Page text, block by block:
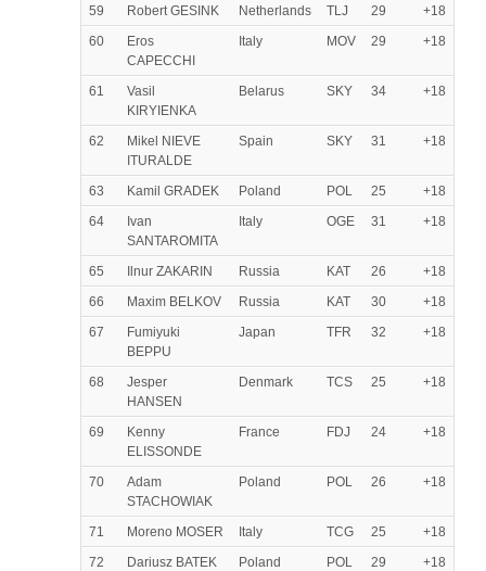
59
Robert GESINK Netherlands TLJ 29
+18
60
Eros
CAPECCHI
Italy MOV 29 +18
61
Vasil
KIRYIENKA
Belarus SKY 34 +18
62
Mikel NIEVE
ITURALDE
Spain SKY 31 +18
63 Kamil GRADEK Poland POL 25
+18
64
Ivan
SANTAROMITA
Italy OGE 31 +18
65 Ilnur ZAKARIN Russia KAT 26
+18
66
Maxim BELKOV Russia KAT 30
+18
67
Fumiyuki
BEPPU
Japan TFR 32 +18
68
Jesper
HANSEN
Denmark TCS 25 +18
69
Kenny
ELISSONDE
France FDJ 24 +18
70
Adam
STACHOWIAK
Poland POL 26 +18
71 Moreno MOSER Italy TCG 25
+18
72
Dariusz BATEK Poland POL 29 +18